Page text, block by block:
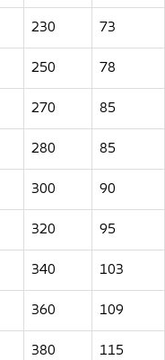
230 73
250 78
270 85
280 85
300 90
320 95
340 103
360 109
380 115